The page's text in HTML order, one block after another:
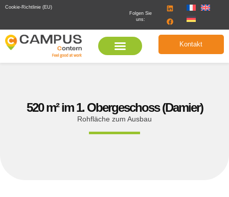
Cookie-Richtlinie (EU)
Folgen Sie
uns:
Kontakt
520 m² im 1. Obergeschoss (Damier)
Rohfläche zum Ausbau